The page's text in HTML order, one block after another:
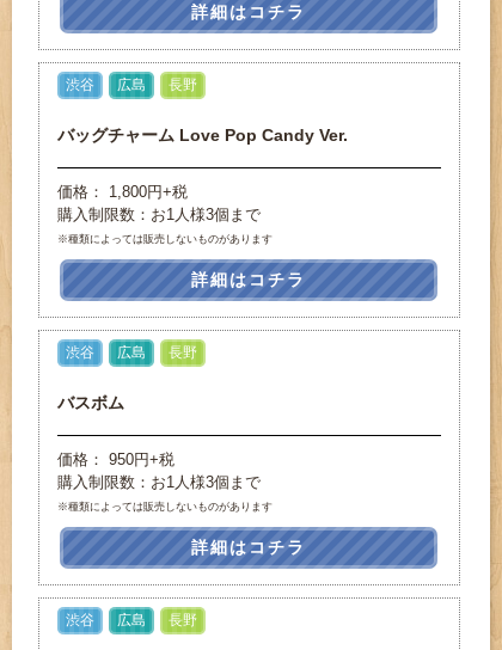
詳細はコチラ
渋谷 広島 長野
バッグチャーム Love Pop Candy Ver.
価格： 1,800円+税
購入制限数：お1人様3個まで
※種類によっては販売しないものがあります
詳細はコチラ
渋谷 広島 長野
バスボム
価格： 950円+税
購入制限数：お1人様3個まで
※種類によっては販売しないものがあります
詳細はコチラ
渋谷 広島 長野